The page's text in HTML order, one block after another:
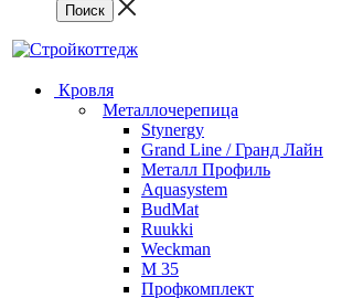
Кровля
Металлочерепица
Stynergy
Grand Line / Гранд Лайн
Металл Профиль
Aquasystem
BudMat
Ruukki
Weckman
М 35
Профкомплект